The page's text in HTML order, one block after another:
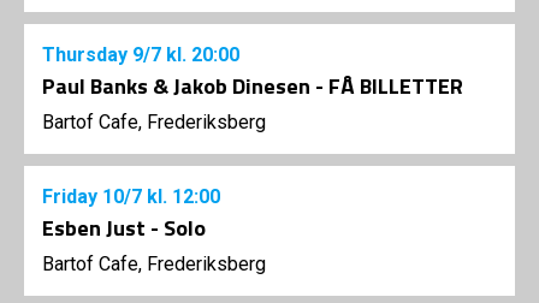
Thursday 9/7 kl. 20:00
Paul Banks & Jakob Dinesen - FÅ BILLETTER
Bartof Cafe, Frederiksberg
Friday 10/7 kl. 12:00
Esben Just - Solo
Bartof Cafe, Frederiksberg